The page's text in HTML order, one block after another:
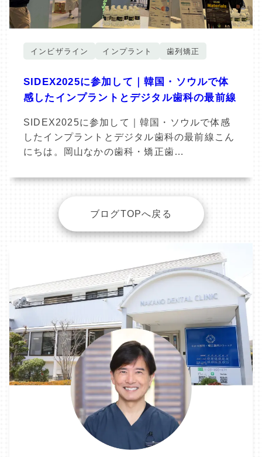
インビザライン インプラント 歯列矯正
SIDEX2025に参加して｜韓国・ソウルで体
感したインプラントとデジタル歯科の最前線
SIDEX2025に参加して｜韓国・ソウルで体感
したインプラントとデジタル歯科の最前線こん
にちは。岡山なかの歯科・矯正歯…
ブログTOPへ戻る